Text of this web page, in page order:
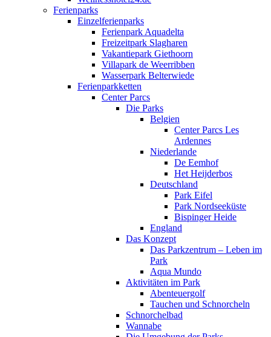
Ferienparks
Einzelferienparks
Ferienpark Aquadelta
Freizeitpark Slagharen
Vakantiepark Giethoorn
Villapark de Weerribben
Wasserpark Belterwiede
Ferienparkketten
Center Parcs
Die Parks
Belgien
Center Parcs Les
Ardennes
Niederlande
De Eemhof
Het Heijderbos
Deutschland
Park Eifel
Park Nordseeküste
Bispinger Heide
England
Das Konzept
Das Parkzentrum – Leben im
Park
Aqua Mundo
Aktivitäten im Park
Abenteuergolf
Tauchen und Schnorcheln
Schnorchelbad
Wannabe